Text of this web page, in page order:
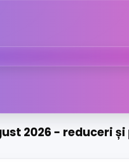
2026 - reduceri